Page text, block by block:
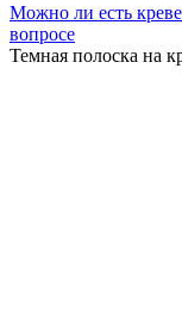
Можно ли есть
вопросе
Темная полоска на